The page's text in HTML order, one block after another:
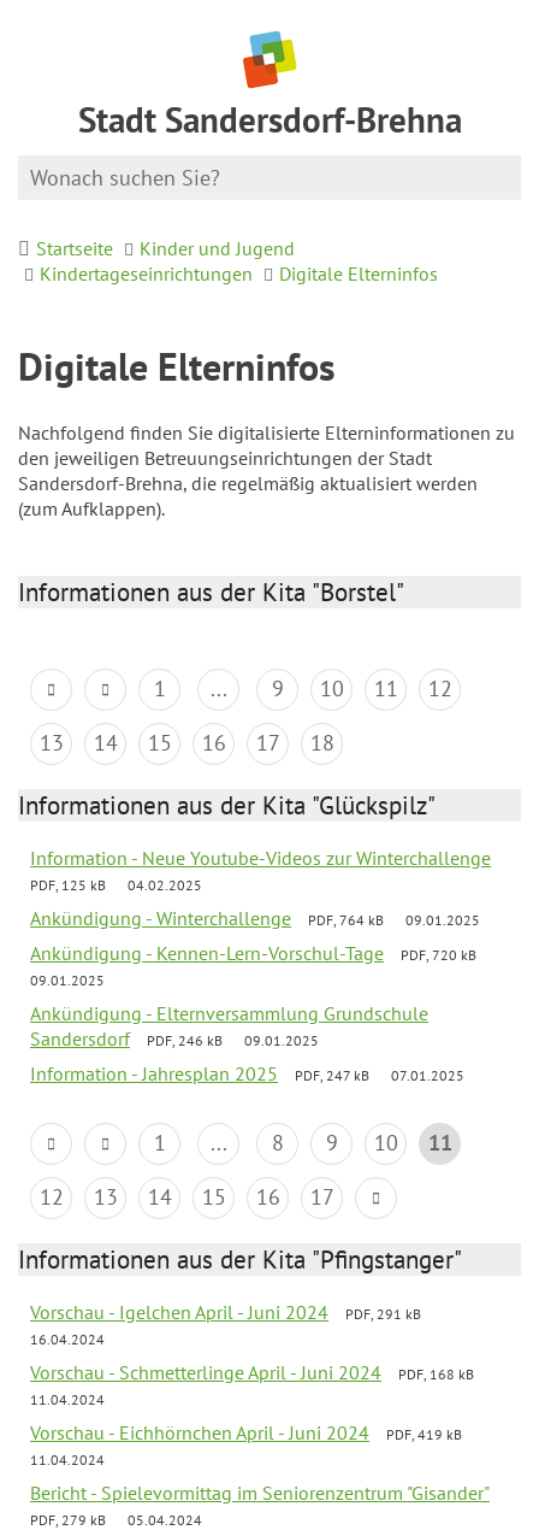
Stadt Sandersdorf-Brehna
Startseite
Kinder und Jugend
Kindertageseinrichtungen
Digitale Elterninfos
Digitale Elterninfos
Nachfolgend finden Sie digitalisierte Elterninformationen zu
den jeweiligen Betreuungseinrichtungen der Stadt
Sandersdorf-Brehna, die regelmäßig aktualisiert werden
(zum Aufklappen).
Informationen aus der Kita "Borstel"
1 ... 9 10 11
12
13
14 15 16 17 18
Informationen aus der Kita "Glückspilz"
Information - Neue Youtube-Videos zur Winterchallenge
PDF, 125 kB 04.02.2025
Ankündigung - Winterchallenge PDF, 764 kB 09.01.2025
Ankündigung - Kennen-Lern-Vorschul-Tage
PDF, 720 kB
09.01.2025
Ankündigung - Elternversammlung Grundschule
Sandersdorf
PDF, 246 kB 09.01.2025
Information - Jahresplan 2025 PDF, 247 kB 07.01.2025
1 ... 8 9 10
11
12
13 14 15 16 17
Informationen aus der Kita "Pfingstanger"
Vorschau - Igelchen April - Juni 2024
PDF, 291 kB
16.04.2024
Vorschau - Schmetterlinge April - Juni 2024
PDF, 168 kB
11.04.2024
Vorschau - Eichhörnchen April - Juni 2024
PDF, 419 kB
11.04.2024
Bericht - Spielevormittag im Seniorenzentrum "Gisander"
PDF, 279 kB 05.04.2024